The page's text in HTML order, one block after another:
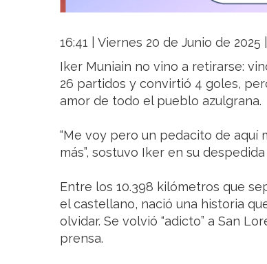
16:41 | Viernes 20 de Junio de
Iker Muniain no vino a retirarse:
26 partidos y convirtió 4 goles,
amor de todo el pueblo azulgrana.
“Me voy pero un pedacito de aquí
más”, sostuvo Iker en su
Entre los 10.398 kilómetros que
el castellano, nació una historia
olvidar. Se volvió “adicto” a San
prensa.